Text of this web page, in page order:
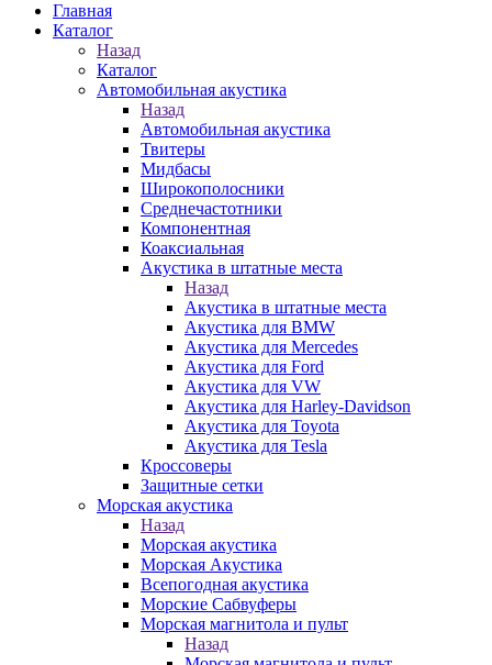
Главная
Каталог
Назад
Каталог
Автомобильная акустика
Назад
Автомобильная акустика
Твитеры
Мидбасы
Широкополосники
Среднечастотники
Компонентная
Коаксиальная
Акустика в штатные места
Назад
Акустика в штатные места
Акустика для BMW
Акустика для Mercedes
Акустика для Ford
Акустика для VW
Акустика для Harley-Davidson
Акустика для Toyota
Акустика для Tesla
Кроссоверы
Защитные сетки
Морская акустика
Назад
Морская акустика
Морская Акустика
Всепогодная акустика
Морские Сабвуферы
Морская магнитола и пульт
Назад